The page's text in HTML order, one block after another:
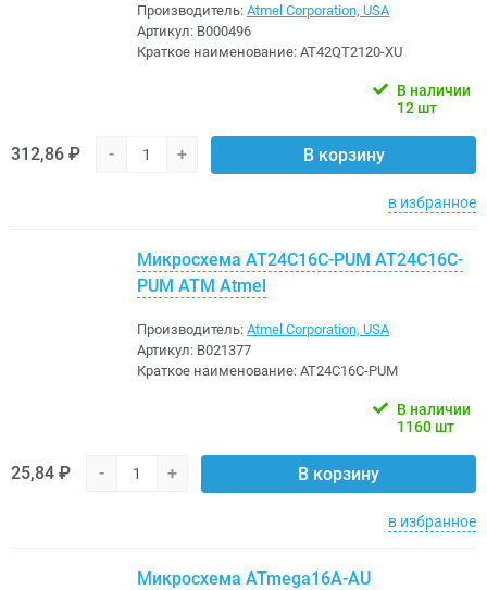
Производитель: Atmel Corporation, USA
Артикул: B000496
Краткое наименование: AT42QT2120-XU
В наличии
12 шт
312,86 ₽ - + В корзину
в избранное
Микросхема AT24C16C-PUM AT24C16C-
PUM ATM Atmel
Производитель: Atmel Corporation, USA
Артикул: B021377
Краткое наименование: AT24C16C-PUM
В наличии
1160 шт
25,84 ₽ - + В корзину
в избранное
Микросхема ATmega16A-AU